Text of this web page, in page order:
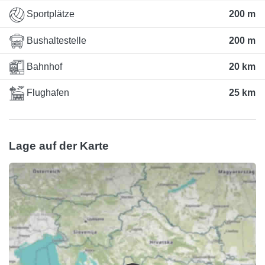
Sportplätze 200 m
Bushaltestelle 200 m
Bahnhof 20 km
Flughafen 25 km
Lage auf der Karte